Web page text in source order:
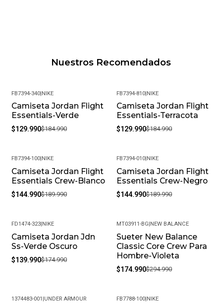
Nuestros Recomendados
-30%
FB7394-340|NIKE
Camiseta Jordan Flight
Essentials-Verde
$129.990$184.990
-30%
FB7394-810|NIKE
Camiseta Jordan Flight
Essentials-Terracota
$129.990$184.990
-24%
FB7394-100| NIKE
Camiseta Jordan Flight
Essentials Crew-Blanco
$144.990$189.990
-24%
FB7394-010 NIKE
Camiseta Jordan Flight
Essentials Crew-Negro
$144.990$189.990
-20%
FD1474-323| NIKE
Camiseta Jordan Jdn
Ss-Verde Oscuro
$139.990$174.990
-41%
MT03911-BG NEW BALANCE
Sueter New Balance
Classic Core Crew Para
Hombre-Violeta
$174.990$294.990
1374483-001 UNDER ARMOUR FB7788-100 NIKE